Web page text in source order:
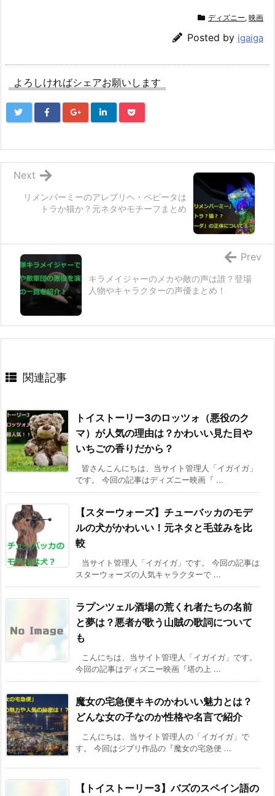
ディズニー, 映画
Posted by igaiga
よろしければシェアお願いします
リメンバーミーのアレブリヘ・ペピータは
トラか猫か？元ネタやモチーフまとめ
Next
キラメイジャーのメカや敵の声は誰？登場
人物やキャラクターの声優まとめ！
Prev
関連記事
トイストーリー3のロッツォ（悪役のク
マ）が人気の理由は？かわいい見た目や
いちごの香りだから？
皆さんこんにちは、当サイト管理人「イガイガ」
です。 今回の記事はディズニー映画『 ...
【スターウォーズ】チューバッカのモデ
ルの犬がかわいい！元ネタと毛並みを比
較
当サイト管理人「イガイガ」です。 今回の記事は
スターウォーズの人気キャラクターで ...
ラプンツェル酒場の荒くれ者たちの名前
と夢は？悪者が歌う山賊の歌詞について
も
こんにちは、当サイト管理人「イガイガ」です。
今回の記事はディズニー映画『塔の上 ...
魔女の宅急便キキのかわいい魅力とは？
どんな女の子なのか性格や名言で紹介
こんにちは、当サイト管理人の「イガイガ」で
す。 今回はジブリ作品の『魔女の宅急便 ...
【トイストーリー3】バズのスペイン語の